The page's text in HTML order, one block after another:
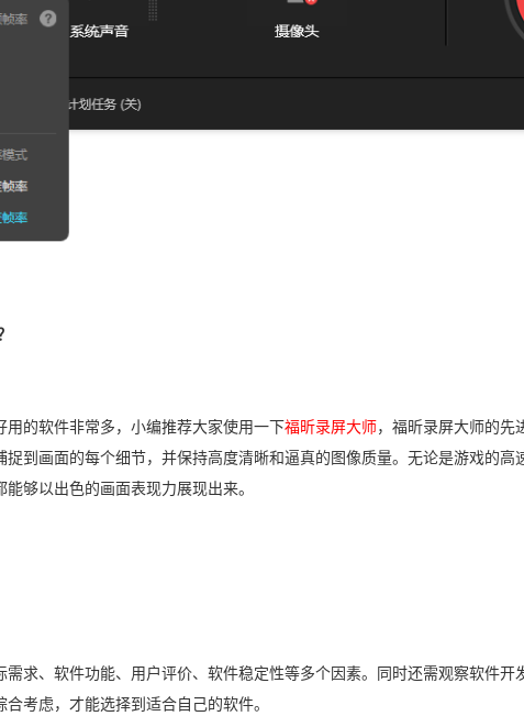
的软件非常多，小编推荐大家使用一下福昕录屏大师 ，福昕录屏大师的先
到画面的每个细节，并保持高度清晰和逼真的图像质量。无论是游戏的高
够以出色的画面表现力展现出来。
、软件功能、用户评价、软件稳定性等多个因素。同时还需观察软件开
考虑，才能选择到适合自己的软件。